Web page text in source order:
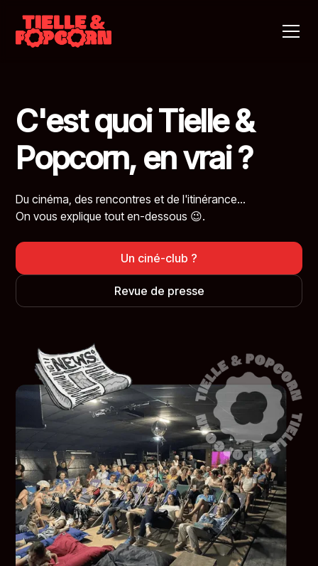
C'est quoi Tielle &
Popcorn, en vrai ?
Du cinéma, des rencontres et de l'itinérance...
On vous explique tout en-dessous 😉.
Un ciné-club ?
Revue de presse